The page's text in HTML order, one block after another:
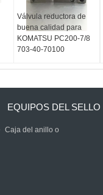
Válvula reductora de
buena calidad para
KOMATSU PC200-7/8
703-40-70100
EQUIPOS DEL SELLO
Caja del anillo o